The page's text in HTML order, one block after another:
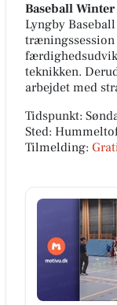
Baseball
Lyngby
teknikken.
arbejdet med
Tidspunkt:
Sted:
Tilmelding: